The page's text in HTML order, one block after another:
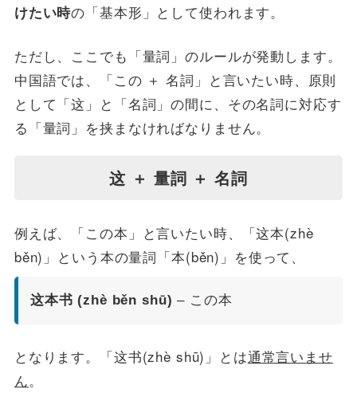
けたい時の「基本形」として使われます。
ただし、ここでも「量詞」のルールが発動します。
中国語では、「この ＋ 名詞」と言いたい時、原則
として「这」と「名詞」の間に、その名詞に対応す
る「量詞」を挟まなければなりません。
这 ＋ 量詞 ＋ 名詞
例えば、「この本」と言いたい時、「这本(zhè
běn)」という本の量詞「本(běn)」を使って、
这本书 (zhè běn shū) – この本
となります。「这书(zhè shū)」とは通常言いませ
ん。